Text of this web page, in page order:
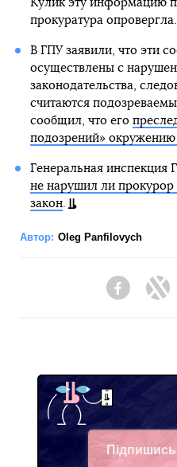
Кулик эту информацию
прокуратура опровергла.
В ГПУ заявили, что эти
осуществлены с
законодательства,
считаются
сообщил, что его
подозрений»
Генеральная инспекция
не нарушил ли
закон.
Автор: Oleg Panfilovych
Facebook
Facebook